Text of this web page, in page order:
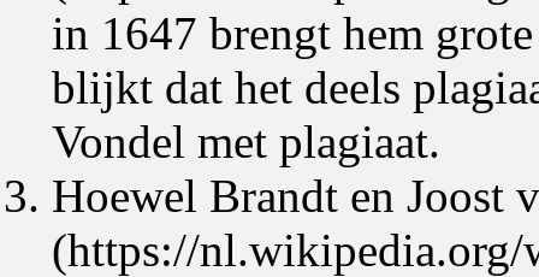
in 1647 brengt hem
blijkt dat het deels
Vondel met plagiaat.
Hoewel Brandt en Joost